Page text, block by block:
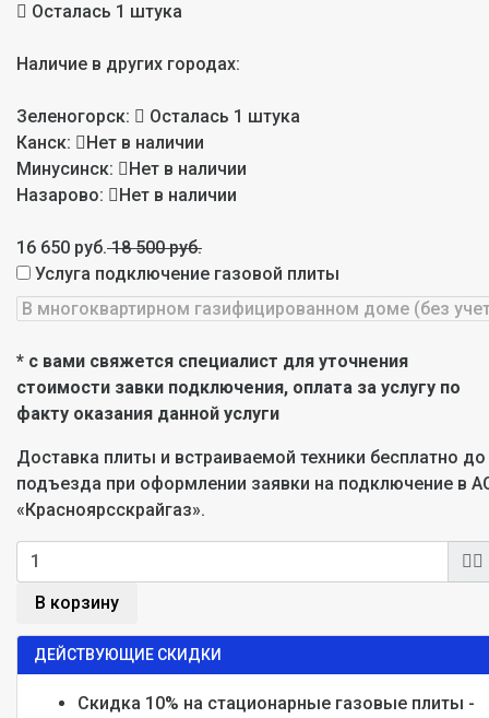
Осталась 1 штука
Наличие в других городах:
Зеленогорск:
Осталась 1 штука
Канск:
Нет в наличии
Минусинск:
Нет в наличии
Назарово:
Нет в наличии
16 650 руб.18 500 руб.
Услуга подключение газовой плиты
* с вами свяжется специалист для уточнения
стоимости завки подключения, оплата за услугу по
факту оказания данной услуги
Доставка плиты и встраиваемой техники бесплатно до
подъезда при оформлении заявки на подключение в
«Красноярсскрайгаз».
В корзину
ДЕЙСТВУЮЩИЕ СКИДКИ
Скидка 10% на стационарные газовые плиты -